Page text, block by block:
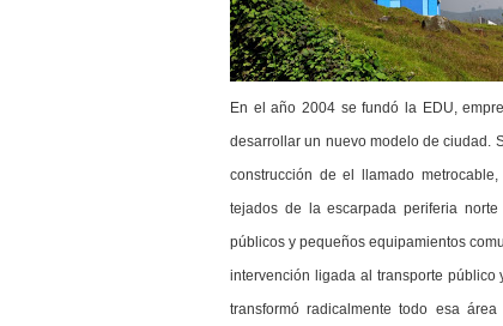
En el año 2004 se fundó la EDU,
desarrollar un nuevo modelo de ciudad.
construcción de el llamado
tejados de la escarpada periferia
públicos y pequeños equipamientos
intervención ligada al transporte
transformó radicalmente todo esa